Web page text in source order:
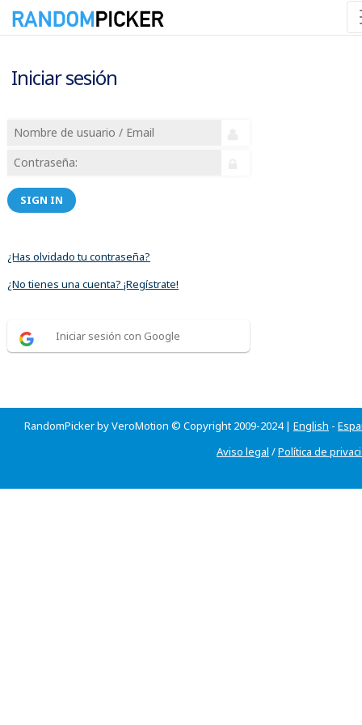
Iniciar sesión
SIGN IN
¿Has olvidado tu contraseña?
¿No tienes una cuenta? ¡Regístrate!
Iniciar sesión con Google
RandomPicker by VeroMotion © Copyright 2009-2024 | English -
Aviso legal /Política de